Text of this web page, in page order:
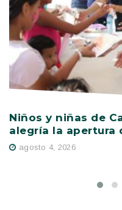
Niños y niñas de
alegría la apertura
agosto 4, 2026